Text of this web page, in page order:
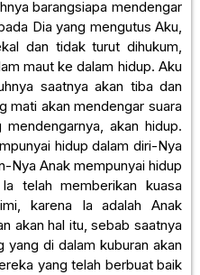
barangsiapa mendengar
Dia yang mengutus Aku,
dan tidak turut dihukum,
maut ke dalam hidup. Aku
saatnya akan tiba dan
mati akan mendengar suara
akan hidup.
hidup dalam diri-Nya
Nya Anak mempunyai hidup
telah memberikan kuasa
karena Ia adalah Anak
akan hal itu, sebab saatnya
yang di dalam kuburan akan
yang telah berbuat baik